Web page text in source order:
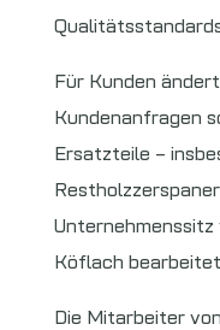
Für Kunden
Kundenanfragen
Ersatzteile –
Unternehmenssitz
Köflach
Die Mitarbeiter